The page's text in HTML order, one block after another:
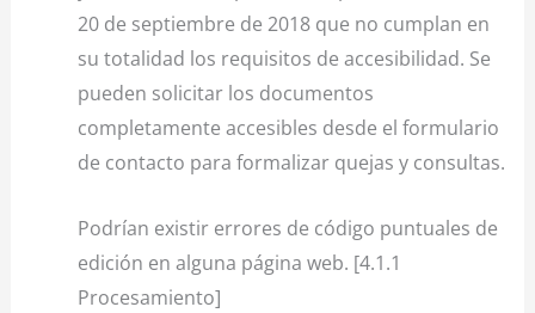
20 de septiembre de 2018 que no cumplan en
su totalidad los requisitos de accesibilidad. Se
pueden solicitar los documentos
completamente accesibles desde el formulario
de contacto para formalizar quejas y consultas.
Podrían existir errores de código puntuales de
edición en alguna página web. [4.1.1
Procesamiento]